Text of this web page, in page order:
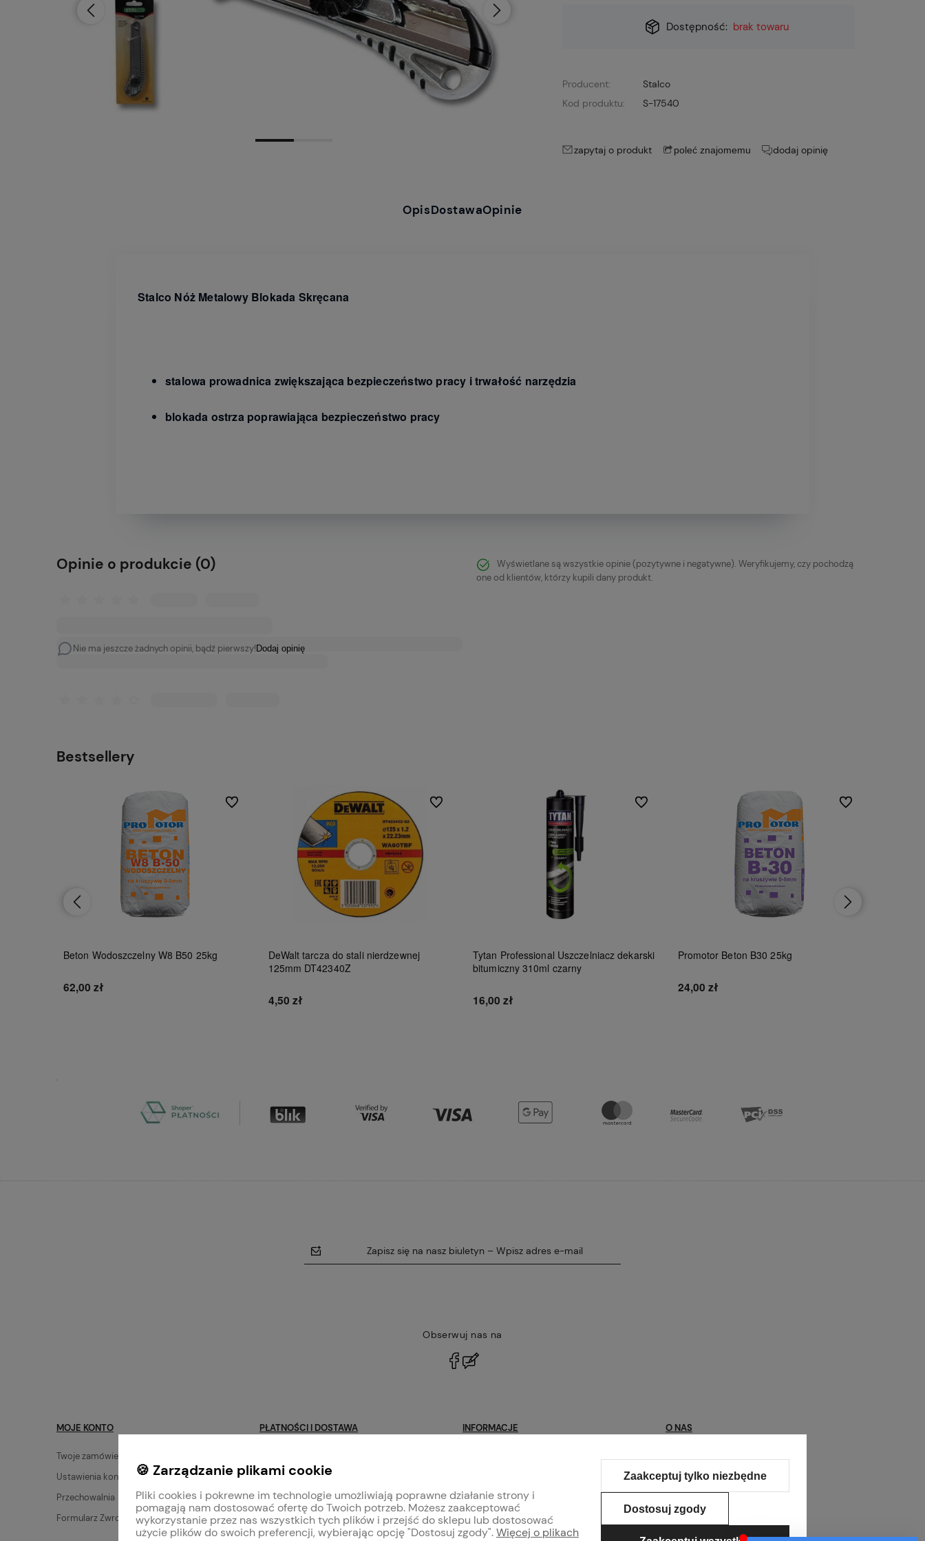
Dostępność: Dostępność: brak towaru Dostępność: brak towaru
Producent:
Stalco
Kod produktu:
S-17540
zapytaj o produkt poleć znajomemu dodaj opinię
OpisDostawaOpinie
Stalco Nóż Metalowy Blokada Skręcana
stalowa prowadnica zwiększająca bezpieczeństwo pracy i trwałość narzędzia
blokada ostrza poprawiająca bezpieczeństwo pracy
Opinie o produkcie (0)
Nie ma jeszcze żadnych opinii, bądź pierwszy! Dodaj opinię
Wyświetlane są wszystkie opinie (pozytywne i negatywne). Weryfikujemy, czy pochodzą
one od klientów, którzy kupili dany produkt.
Bestsellery
Beton Wodoszczelny W8 B50 25kg
62,00 zł
Do ulubionych
DeWalt tarcza do stali nierdzewnej
125mm DT42340Z
4,50 zł
Do ulubionych
Tytan Professional Uszczelniacz dekarski
bitumiczny 310ml czarny
16,00 zł
Do ulubionych
Promotor Beton B30 25kg
24,00 zł
Do ulubionych
Zapisz się na nasz biuletyn – Wpisz adres e-mail
Obserwuj nas na
MOJE KONTO
Twoje zamówienia
Ustawienia konta
Przechowalnia
Formularz Zwrotów
PŁATNOŚCI I DOSTAWA
Zwroty i reklamacje
Płatności
Mieszanie farb i tynków
INFORMACJE
Regulaminy
Polityka prywatności
O NAS
Kontakt
O nas
Pomoc
🍪 Zarządzanie plikami cookie
Pliki cookies i pokrewne im technologie umożliwiają poprawne działanie strony i
pomagają nam dostosować ofertę do Twoich potrzeb. Możesz zaakceptować
wykorzystanie przez nas wszystkich tych plików i przejść do sklepu lub dostosować
użycie plików do swoich preferencji, wybierając opcję "Dostosuj zgody".Więcej o plikach
Zaakceptuj tylko niezbędne
Dostosuj zgody